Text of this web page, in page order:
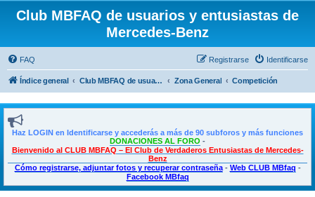
Club MBFAQ de usuarios y entusiastas de
Mercedes-Benz
FAQ Identificarse
Registrarse
Índice general Club MBFAQ de usuarios y entusiastas de Mercedes Benz Zona General Competición
Haz LOGIN en Identificarse y accederás a más de 90 subforos y más funciones
DONACIONES AL FORO -
Bienvenido al CLUB MBFAQ – El Club de Verdaderos Entusiastas de Mercedes-
Benz
Cómo registrarse, adjuntar fotos y recuperar contraseña- Web CLUB MBfaq -
Facebook MBfaq